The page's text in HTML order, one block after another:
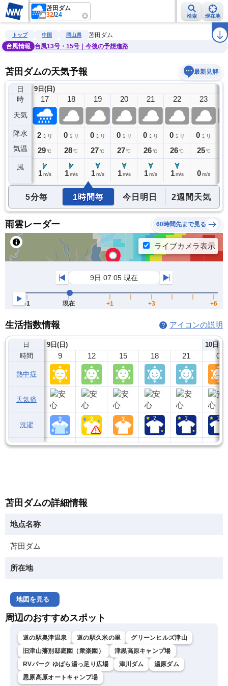
苫田ダム
32/24 検索 現在地
雨雲レーダー 台風情報 地震情報 ラ
トップ 中国 岡山県
苫田ダム
台風情報
台風13号・15号｜今後の予想進路
苫田ダムの天気予報 最新見解
日
時
天気
降水
気温
風
9日(日)
16
2ミリ
30℃
17
2 ミリ
29℃
1 m/s
18
0 ミリ
28℃
1 m/s
19
0 ミリ
27℃
1 m/s
20
0 ミリ
27℃
1 m/s
21
0 ミリ
26℃
1 m/s
22
0 ミリ
26℃
1 m/s
23
0 ミリ
25 ℃
0m/s
5分毎 1時間毎 今日明日 2週間天気
雨雲レーダー 60時間先まで見る
生活指数情報 アイコンの説明
日
時間
熱中症
天気痛
洗濯
9日(日)
9 12 15 18 21
10日(
0
苫田ダムの詳細情報
地点名称
苫田ダム
所在地
地図を見る
周辺のおすすめスポット
道の駅奥津温泉 道の駅久米の里
グリーンヒルズ津山
旧津山藩別邸庭園（衆楽園）
津黒高原キャンプ場
RVパーク ゆばら湯っ足り広場
津川ダム
湯原ダム
恩原高原オートキャンプ場